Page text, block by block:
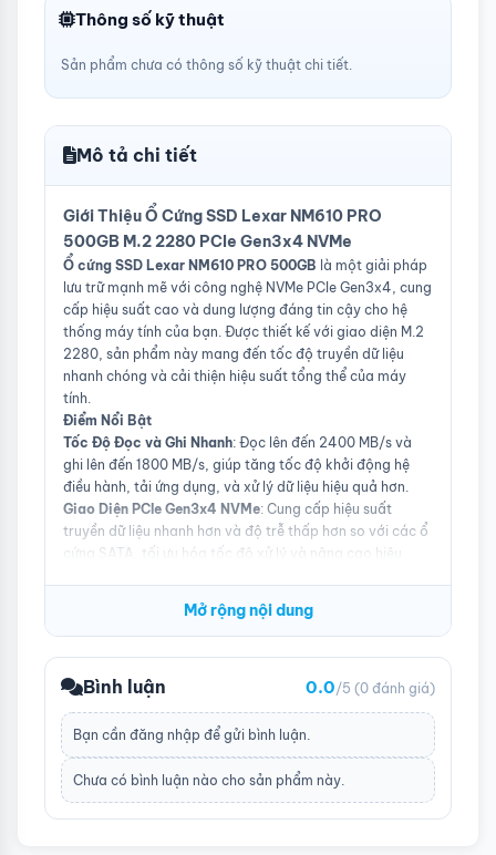
Thông số kỹ thuật
Sản phẩm chưa có thông số kỹ thuật chi tiết.
Mô tả chi tiết
Giới Thiệu Ổ Cứng SSD Lexar NM610 PRO
500GB M.2 2280 PCIe Gen3x4 NVMe
Ổ cứng SSD Lexar NM610 PRO 500GB là một giải pháp
lưu trữ mạnh mẽ với công nghệ NVMe PCIe Gen3x4, cung
cấp hiệu suất cao và dung lượng đáng tin cậy cho hệ
thống máy tính của bạn. Được thiết kế với giao diện M.2
2280, sản phẩm này mang đến tốc độ truyền dữ liệu
nhanh chóng và cải thiện hiệu suất tổng thể của máy
tính.
Điểm Nổi Bật
Tốc Độ Đọc và Ghi Nhanh: Đọc lên đến 2400 MB/s và
ghi lên đến 1800 MB/s, giúp tăng tốc độ khởi động hệ
điều hành, tải ứng dụng, và xử lý dữ liệu hiệu quả hơn.
Giao Diện PCIe Gen3x4 NVMe: Cung cấp hiệu suất
truyền dữ liệu nhanh hơn và độ trễ thấp hơn so với các ổ
cứng SATA, tối ưu hóa tốc độ xử lý và nâng cao hiệu
ứng dụng và dữ liệu cá nhân, đáp ứng nhu cầu lưu trữ
hàng ngày mà không lo hết dung lượng.
2280 dễ dàng lắp đặt vào các khe cắm M.2 trên bo
Lợi Ích
Tăng Tốc Độ Hệ Thống
: Cải thiện tốc độ đọc/ghi dữ liệu,
giảm thời gian khởi động máy tính và tải ứng dụng,
mang đến trải nghiệm sử dụng mượt mà hơn.
Hiệu Suất Đáng Tin Cậy: Công nghệ NVMe PCIe Gen3x4
Mở rộng nội dung
Bình luận 0.0/5 (0 đánh giá)
Bạn cần đăng nhập để gửi bình luận.
Chưa có bình luận nào cho sản phẩm này.